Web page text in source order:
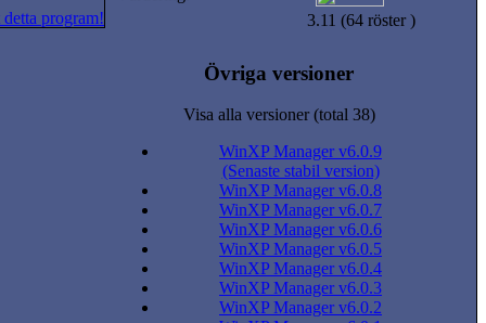
3.11 (64 röster )
Övriga versioner
Visa alla versioner (total 38)
WinXP Manager v6.0.9
(Senaste stabil version)
WinXP Manager v6.0.8
WinXP Manager v6.0.7
WinXP Manager v6.0.6
WinXP Manager v6.0.5
WinXP Manager v6.0.4
WinXP Manager v6.0.3
WinXP Manager v6.0.2
program!